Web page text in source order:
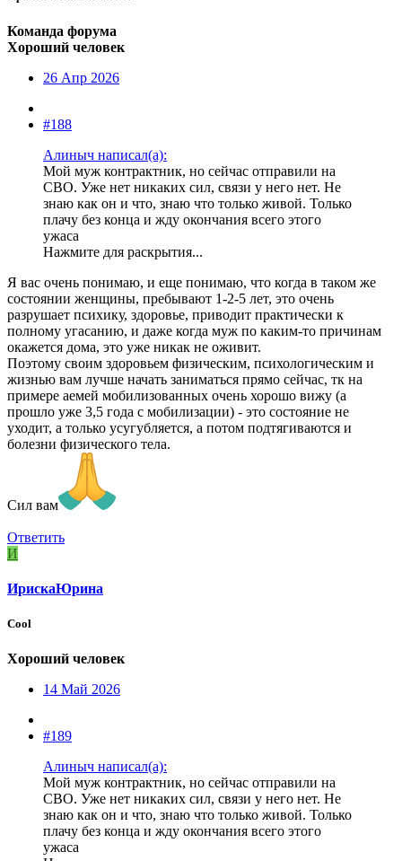
Команда форума
Хороший человек
26 Апр 2026
#188
Алиныч написал(а):
Мой муж контрактник, но сейчас отправили на
СВО. Уже нет никаких сил, связи у него нет. Не
знаю как он и что, знаю что только живой. Только
плачу без конца и жду окончания всего этого
ужаса
Нажмите для раскрытия...
Я вас очень понимаю, и еще понимаю, что когда в таком же
состоянии женщины, пребывают 1-2-5 лет, это очень
разрушает психику, здоровье, приводит практически к
полному угасанию, и даже когда муж по каким-то причинам
окажется дома, это уже никак не оживит.
Поэтому своим здоровьем физическим, психологическим и
жизнью вам лучше начать заниматься прямо сейчас, тк на
примере аемей мобилизованных очень хорошо вижу (а
прошло уже 3,5 года с мобилизации) - это состояние не
уходит, а только усугубляется, а потом подтягиваются и
болезни физического тела.
Сил вам
Ответить
И
ИрискаЮрина
Cool
Хороший человек
14 Май 2026
#189
Алиныч написал(а):
Мой муж контрактник, но сейчас отправили на
СВО. Уже нет никаких сил, связи у него нет. Не
знаю как он и что, знаю что только живой. Только
плачу без конца и жду окончания всего этого
ужаса